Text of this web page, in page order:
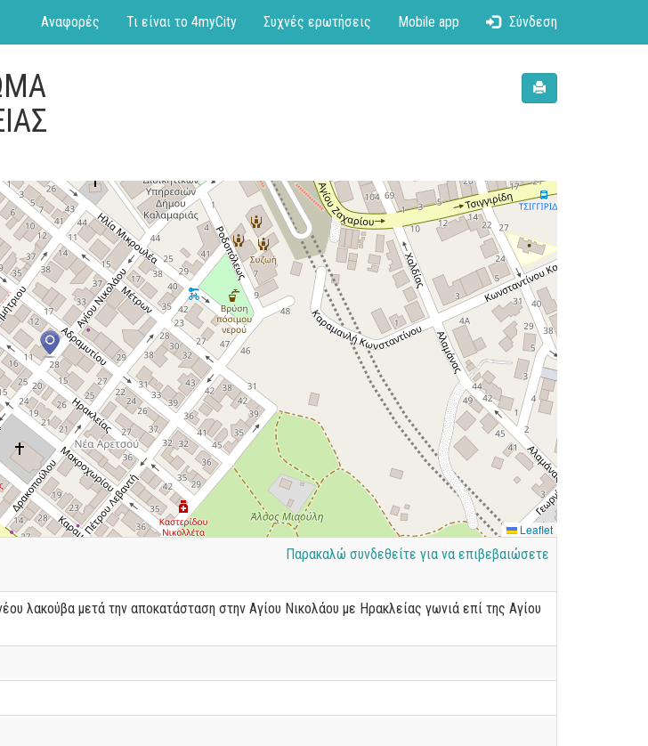
Αναφορές Τι είναι το 4myCity Συχνές ερωτήσεις Mobile app Σύνδεση
Leaflet
Παρακαλώ συνδεθείτε για να επιβεβαιώσετε
λακούβα μετά την αποκατάσταση στην Αγίου Νικολάου με Ηρακλείας γωνιά επί της Αγίου